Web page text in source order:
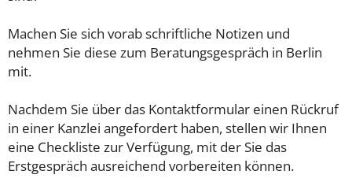
Machen Sie sich vorab schriftliche Notizen und
nehmen Sie diese zum Beratungsgespräch in Berlin
mit.
Nachdem Sie über das Kontaktformular einen Rückruf
in einer Kanzlei angefordert haben, stellen wir Ihnen
eine Checkliste zur Verfügung, mit der Sie das
Erstgespräch ausreichend vorbereiten können.